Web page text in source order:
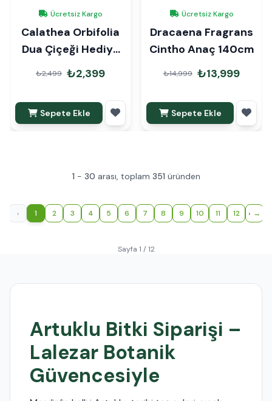
Ücretsiz Kargo
Calathea Orbifolia
Dua Çiçeği Hediye
Paketli
₺2,499 ₺2,399
Sepete Ekle
Ücretsiz Kargo
Dracaena Fragrans
Cintho Anaç 140cm
₺14,999 ₺13,999
Sepete Ekle
1 - 30 arası, toplam 351 üründen
‹ 1 2 3 4 5 6 7 8 9 10 11 12 ›
Sayfa 1 / 12
Artuklu Bitki Siparişi –
Lalezar Botanik
Güvencesiyle